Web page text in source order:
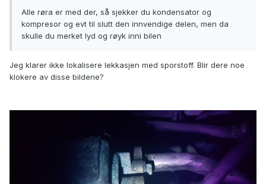
Alle røra er med der, så sjekker du kondensator og
kompresor og evt til slutt den innvendige delen, men da
skulle du merket lyd og røyk inni bilen
Jeg klarer ikke lokalisere lekkasjen med sporstoff. Blir dere noe
klokere av disse bildene?